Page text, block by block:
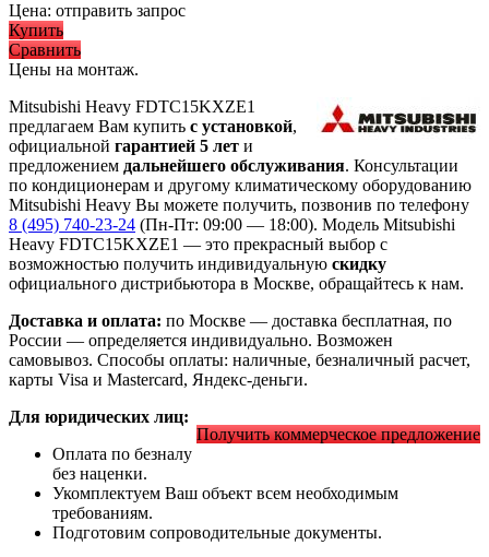
Цена: отправить запрос
Купить
Сравнить
Цены на монтаж.
Mitsubishi Heavy FDTC15KXZE1
предлагаем Вам купить с установкой,
официальной гарантией 5 лет и
предложением дальнейшего обслуживания. Консультации
по кондиционерам и другому климатическому оборудованию
Mitsubishi Heavy Вы можете получить, позвонив по телефону
8 (495) 740-23-24 (Пн-Пт: 09:00 — 18:00). Модель Mitsubishi
Heavy FDTC15KXZE1 — это прекрасный выбор с
возможностью получить индивидуальную скидку
официального дистрибьютора в Москве, обращайтесь к нам.
Доставка и оплата: по Москве — доставка бесплатная, по
России — определяется индивидуально. Возможен
самовывоз. Способы оплаты: наличные, безналичный расчет,
карты Visa и Mastercard, Яндекс-деньги.
Получить коммерческое предложение
Для юридических лиц:
Оплата по безналу
без наценки.
Укомплектуем Ваш объект всем необходимым
требованиям.
Подготовим сопроводительные документы.